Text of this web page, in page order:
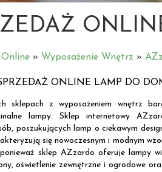
» Wyposażenie Wnętrz »
ONLINE LAMP DO
sklepach z wyposażeniem wnętrz
lampy. Sklep internetowy
poszukujących lamp o ciekawym
się nowoczesnym i modnym
sklep AZzardo oferuje lampy
oświetlenie zewnętrzne i ogrodowe